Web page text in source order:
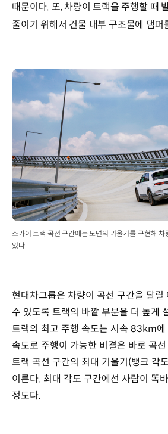
때문이다. 또, 차량이 트랙을 주행할 때
줄이기 위해서 건물 내부 구조물에 댐퍼
스카이 트랙 곡선 구간에는 노면의 기울기를 구현해
있다
현대차그룹은 차량이 곡선 구간을 달릴
수 있도록 트랙의 바깥 부분을 더 높게
트랙의 최고 주행 속도는 시속 83km에
속도로 주행이 가능한 비결은 바로 곡선
트랙 곡선 구간의 최대 기울기(뱅크 각
이른다. 최대 각도 구간에선 사람이 똑
정도다.